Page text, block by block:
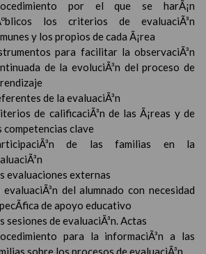
por el que se harÃ¡n
los criterios de evaluaciÃ³n
y los propios de cada Ã¡rea
para facilitar la observaciÃ³n
de la evoluciÃ³n del proceso de
de la evaluaciÃ³n
de calificaciÃ³n de las Ã¡reas y de
competencias clave
de las familias en la
evaluaciones externas
evaluaciÃ³n del alumnado con necesidad
de apoyo educativo
sesiones de evaluaciÃ³n. Actas
para la informaciÃ³n a las
sobre los procesos de evaluaciÃ³n